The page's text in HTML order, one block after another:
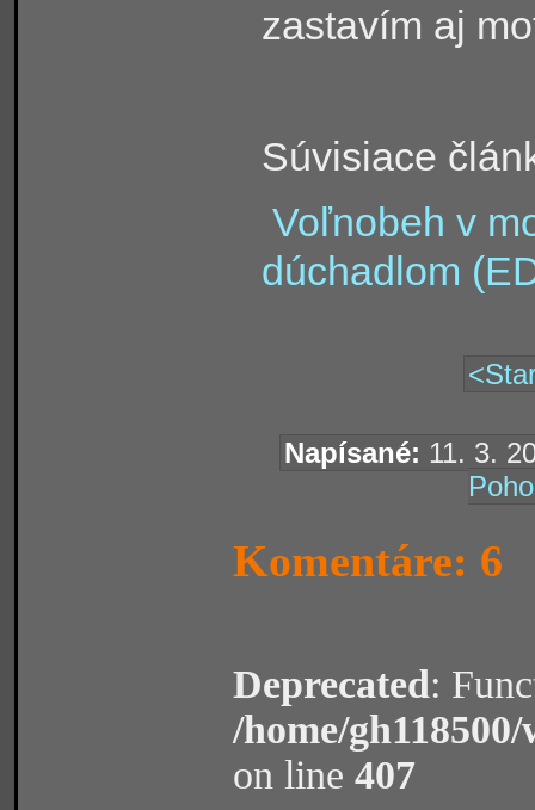
zastavím aj
Súvisiace
Voľnobeh v
dúchadlom
Napísané: 11. 3.
Komentáre: 6
Deprecated:
/home/
on line 407